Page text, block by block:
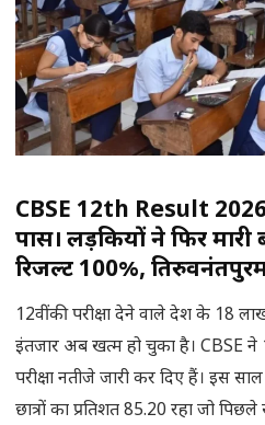
CBSE 12th Result
पास। लड़कियों ने फिर मारी
रिजल्ट 100%,
12वीं की परीक्षा देने वाले देश के 18
इंतजार अब खत्म हो चुका है। CBSE ने
परीक्षा नतीजे जारी कर दिए हैं। इस
छात्रों का प्रतिशत 85.20 रहा जो